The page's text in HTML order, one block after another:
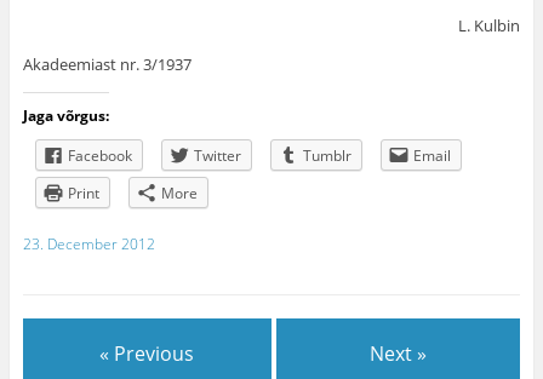
L. Kulbin
Akadeemiast nr. 3/1937
Jaga võrgus:
Facebook
Twitter Tumblr
Email
Print
More
23. December 2012
« Previous Next »